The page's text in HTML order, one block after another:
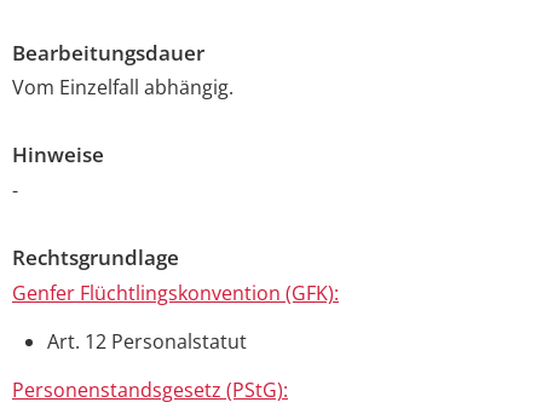
Bearbeitungsdauer
Vom Einzelfall abhängig.
Hinweise
-
Rechtsgrundlage
Genfer Flüchtlingskonvention (GFK):
Art. 12 Personalstatut
Personenstandsgesetz (PStG):